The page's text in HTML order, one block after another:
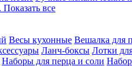
Показать все
Весы кухонные Вешалка для
Ланч-боксы Лотки
Наборы для перца и соли